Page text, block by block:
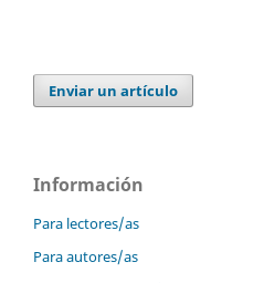
Enviar un artículo
Información
Para lectores/as
Para autores/as